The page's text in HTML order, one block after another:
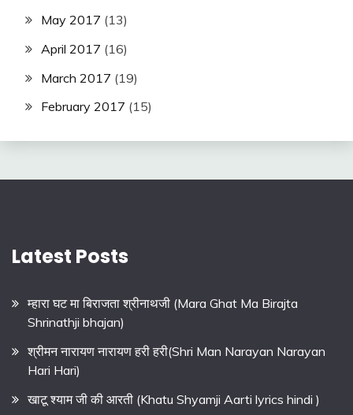
May 2017 (13)
April 2017 (16)
March 2017 (19)
February 2017 (15)
Latest Posts
म्हारा घट मा बिराजता श्रीनाथजी (Mara Ghat Ma Birajta
Shrinathji bhajan)
श्रीमन नारायण नारायण हरी हरी(Shri Man Narayan Narayan
Hari Hari)
खाटू श्याम जी की आरती (Khatu Shyamji Aarti lyrics hindi )